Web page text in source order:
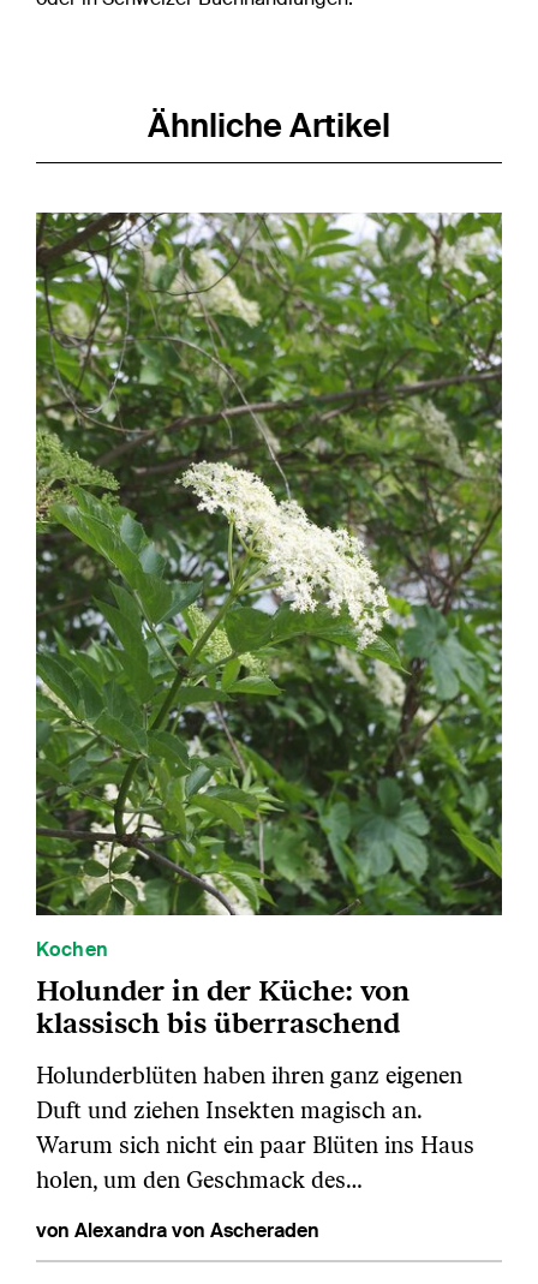
Ähnliche Artikel
Kochen
Holunder in der Küche: von
klassisch bis überraschend
Holunderblüten haben ihren ganz eigenen
Duft und ziehen Insekten magisch an.
Warum sich nicht ein paar Blüten ins Haus
holen, um den Geschmack des…
von Alexandra von Ascheraden